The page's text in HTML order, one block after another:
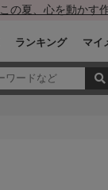
この夏、心を動かす
ランキング マイ